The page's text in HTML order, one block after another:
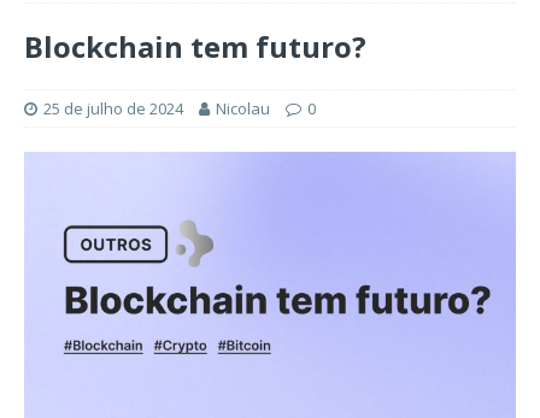
Blockchain tem futuro?
25 de julho de 2024 Nicolau 0